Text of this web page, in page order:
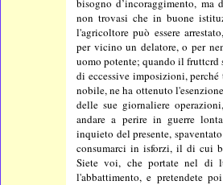
non trovasi che in buone
l'agricoltore può essere
per vicino un delatore, o per
uomo potente; quando il fruttcrd
di eccessive imposizioni,
nobile, ne ha ottenuto
delle sue giornaliere
andare a perire in guerre
inquieto del presente,
consumarci in isforzi, il di cui
Siete voi, che portate nel di
l'abbattimento, e pretendete